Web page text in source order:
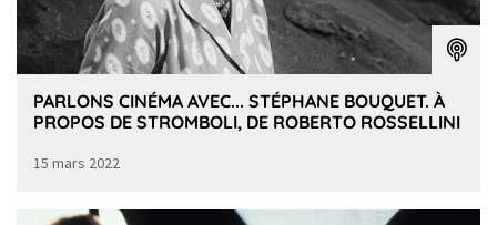
PARLONS CINÉMA AVEC... STÉPHANE BOUQUET. À
PROPOS DE STROMBOLI, DE ROBERTO ROSSELLINI
15 mars 2022